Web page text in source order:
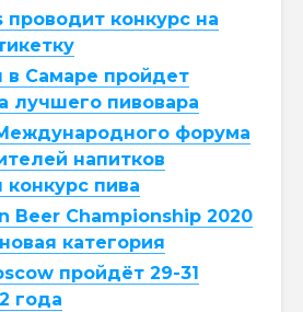
проводит конкурс на
в Самаре пройдет
лучшего пивовара
форума
напитков
конкурс пива
Beer Championship 2020
категория
пройдёт 29-31
года